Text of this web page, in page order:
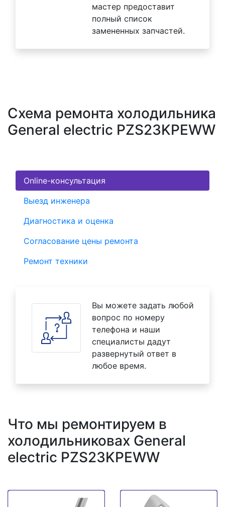
мастер предоставит
полный список
замененных запчастей.
Схема ремонта холодильника
General electric PZS23KPEWW
Online-консультация
Выезд инженера
Диагностика и оценка
Согласование цены ремонта
Ремонт техники
Вы можете задать любой
вопрос по номеру
телефона и наши
специалисты дадут
развернутый ответ в
любое время.
Что мы ремонтируем в
холодильниковах General
electric PZS23KPEWW